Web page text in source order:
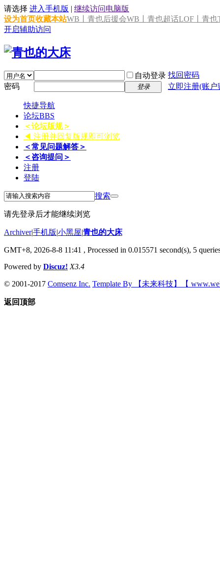
请选择 进入手机版 | 继续访问电脑版
设为首页收藏本站WB丨青也后援会WB丨青也超话LOF丨青也
开启辅助访问
自动登录 找回密码
密码
登录 立即注册(账
快捷导航
论坛BBS
＜论坛版规＞
◀ 注册并回复版规即可浏览
＜常见问题解答＞
＜咨询提问＞
注册
登陆
搜索
请先登录后才能继续浏览
Archiver|手机版|小黑屋|青也的大床
GMT+8, 2026-8-8 11:41 , Processed in 0.015571 second(s), 5
Powered by Discuz! X3.4
© 2001-2017 Comsenz Inc. Template By 【未来科技】【
返回顶部